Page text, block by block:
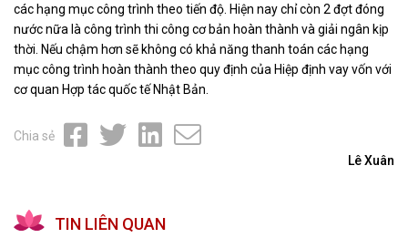
các hạng mục công trình theo tiến độ. Hiện nay chỉ còn 2 đợt đóng
nước nữa là công trình thi công cơ bản hoàn thành và giải ngân kịp
thời. Nếu chậm hơn sẽ không có khả năng thanh toán các hạng
mục công trình hoàn thành theo quy định của Hiệp định vay vốn với
cơ quan Hợp tác quốc tế Nhật Bản.
Chia sẻ
Lê Xuân
TIN LIÊN QUAN